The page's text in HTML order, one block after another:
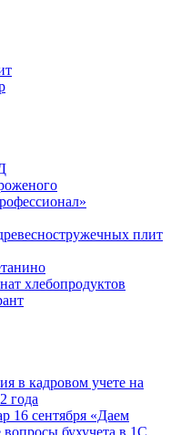
плит
хлебопродуктов
в кадровом учете на
года
16 сентября «Даем